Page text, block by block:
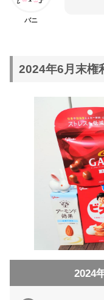
バニ
2024年6月末権
2024